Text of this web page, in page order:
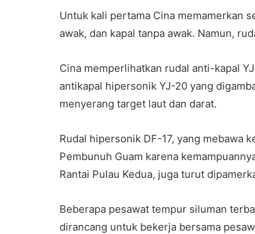
Untuk kali pertama Cina memamerkan
awak, dan kapal tanpa awak. Namun,
Cina memperlihatkan rudal anti-kapal
antikapal hipersonik YJ-20 yang
menyerang target laut dan darat.
Rudal hipersonik DF-17, yang mebawa
Pembunuh Guam karena
Rantai Pulau Kedua, juga turut
Beberapa pesawat tempur siluman
dirancang untuk bekerja bersama